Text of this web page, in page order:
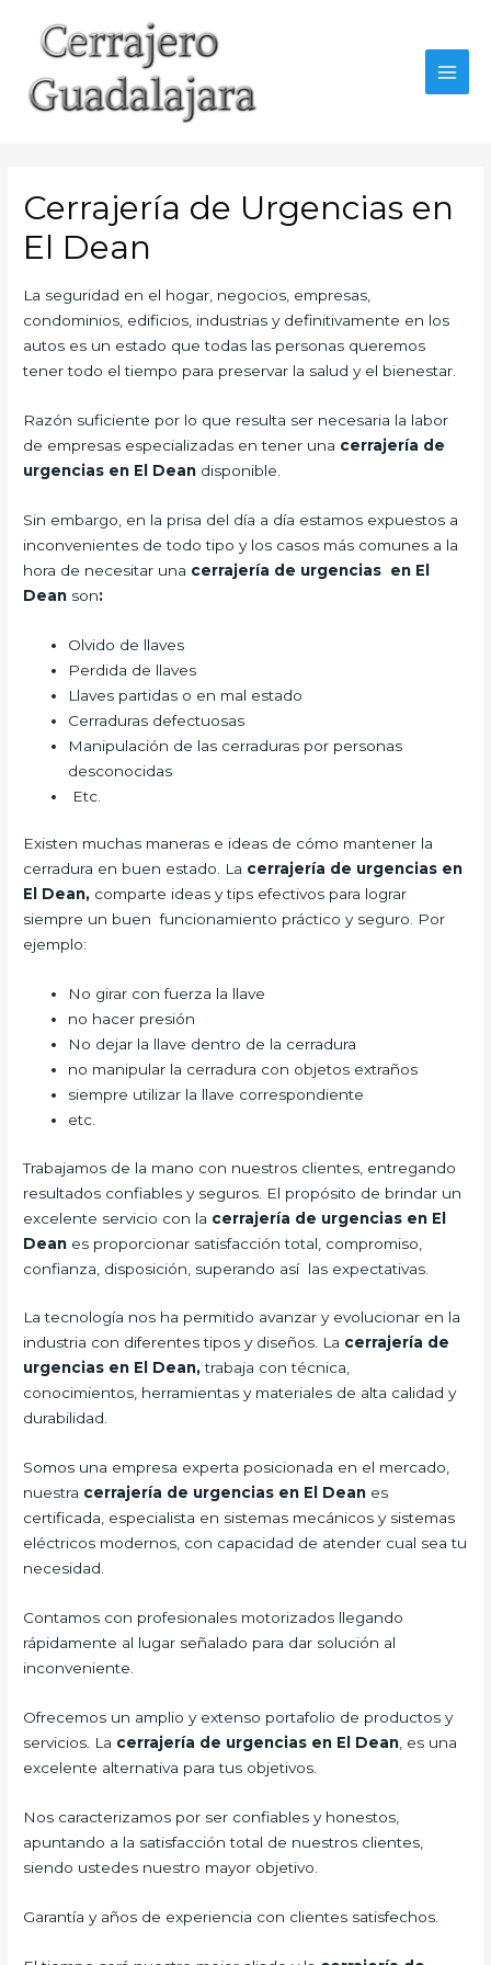
contenido
Cerrajería de Urgencias en
El Dean
La seguridad en el hogar, negocios, empresas,
condominios, edificios, industrias y definitivamente en los
autos es un estado que todas las personas queremos
tener todo el tiempo para preservar la salud y el bienestar.
Razón suficiente por lo que resulta ser necesaria la labor
de empresas especializadas en tener una cerrajería de
urgencias en El Dean disponible.
Sin embargo, en la prisa del día a día estamos expuestos a
inconvenientes de todo tipo y los casos más comunes a la
hora de necesitar una cerrajería de urgencias en El
Dean son:
Olvido de llaves
Perdida de llaves
Llaves partidas o en mal estado
Cerraduras defectuosas
Manipulación de las cerraduras por personas
desconocidas
Etc.
Existen muchas maneras e ideas de cómo mantener la
cerradura en buen estado. La cerrajería de urgencias en
El Dean, comparte ideas y tips efectivos para lograr
siempre un buen funcionamiento práctico y seguro. Por
ejemplo:
No girar con fuerza la llave
no hacer presión
No dejar la llave dentro de la cerradura
no manipular la cerradura con objetos extraños
siempre utilizar la llave correspondiente
etc.
Trabajamos de la mano con nuestros clientes, entregando
resultados confiables y seguros. El propósito de brindar un
excelente servicio con la cerrajería de urgencias en El
Dean es proporcionar satisfacción total, compromiso,
confianza, disposición, superando así las expectativas.
La tecnología nos ha permitido avanzar y evolucionar en la
industria con diferentes tipos y diseños. La cerrajería de
urgencias en El Dean,trabaja con técnica,
conocimientos, herramientas y materiales de alta calidad y
durabilidad.
Somos una empresa experta posicionada en el mercado,
nuestra cerrajería de urgencias en El Dean es
certificada, especialista en sistemas mecánicos y sistemas
eléctricos modernos, con capacidad de atender cual sea tu
necesidad.
Contamos con profesionales motorizados llegando
rápidamente al lugar señalado para dar solución al
inconveniente.
Ofrecemos un amplio y extenso portafolio de productos y
servicios. La cerrajería de urgencias en El Dean , es una
excelente alternativa para tus objetivos.
Nos caracterizamos por ser confiables y honestos,
apuntando a la satisfacción total de nuestros clientes,
siendo ustedes nuestro mayor objetivo.
Garantía y años de experiencia con clientes satisfechos.